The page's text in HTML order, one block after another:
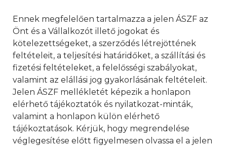
Ennek megfelelően tartalmazza a jelen ÁSZF az
Önt és a Vállalkozót illető jogokat és
kötelezettségeket, a szerződés létrejöttének
feltételeit, a teljesítési határidőket, a szállítási és
fizetési feltételeket, a felelősségi szabályokat,
valamint az elállási jog gyakorlásának feltételeit.
Jelen ÁSZF mellékletét képezik a honlapon
elérhető tájékoztatók és nyilatkozat-minták,
valamint a honlapon külön elérhető
tájékoztatások. Kérjük, hogy megrendelése
véglegesítése előtt figyelmesen olvassa el a jelen